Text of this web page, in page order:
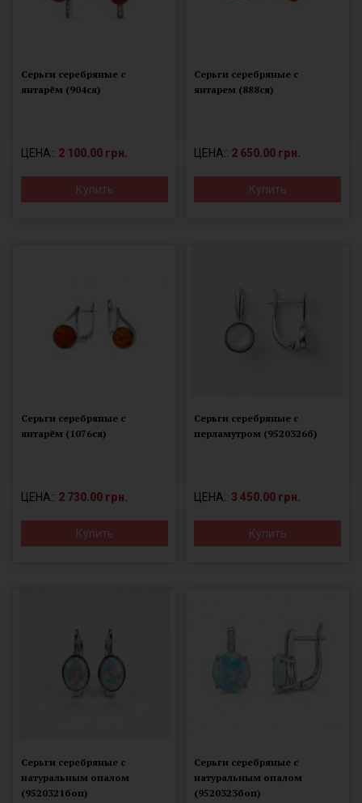
Серьги серебряные с
янтарём (904ся)
ЦЕНА:: 2 100.00 грн.
Купить
Серьги серебряные с
янтарем (888ся)
ЦЕНА:: 2 650.00 грн.
Купить
Серьги серебряные с
янтарём (1076ся)
ЦЕНА:: 2 730.00 грн.
Купить
Серьги серебряные с
перламутром (9520326б)
ЦЕНА:: 3 450.00 грн.
Купить
Серьги серебряные с
натуральным опалом
(9520321боп)
Серьги серебряные с
натуральным опалом
(9520323боп)